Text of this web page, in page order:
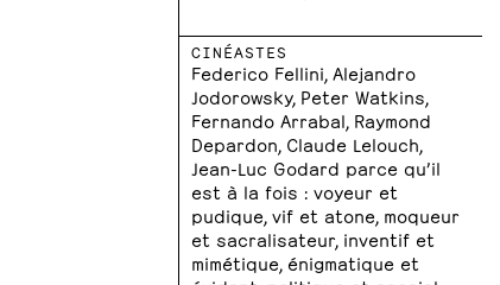
CINÉASTES
Federico Fellini, Alejandro
Jodorowsky, Peter Watkins,
Fernando Arrabal, Raymond
Depardon, Claude Lelouch,
Jean-Luc Godard parce qu’il
est à la fois : voyeur et
pudique, vif et atone, moqueur
et sacralisateur, inventif et
mimétique, énigmatique et